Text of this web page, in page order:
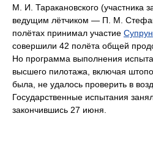
М. И. Таракановского (участника
ведущим лётчиком — П. М.
полётах принимал участие
совершили 42 полёта общей
Но программа выполнения
высшего пилотажа, включая
была, не удалось проверить в
Государственные испытания
закончившись 27 июня.